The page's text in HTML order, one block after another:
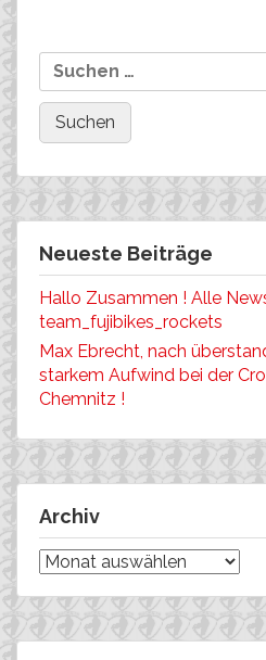
Neueste Beiträge
Hallo Zusammen ! Alle
team_fujibikes_rockets
Max Ebrecht, nach
starkem Aufwind bei der
Chemnitz !
Archiv
Archiv